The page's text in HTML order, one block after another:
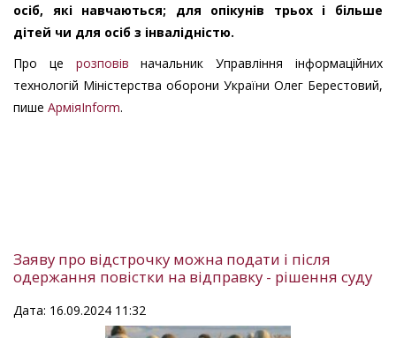
осіб, які навчаються; для опікунів трьох і більше
дітей чи для осіб з інвалідністю.
Про це розповівначальник Управління інформаційних
технологій Міністерства оборони України Олег Берестовий,
пише АрміяInform.
Заяву про відстрочку можна подати і після
одержання повістки на відправку - рішення суду
Дата: 16.09.2024 11:32